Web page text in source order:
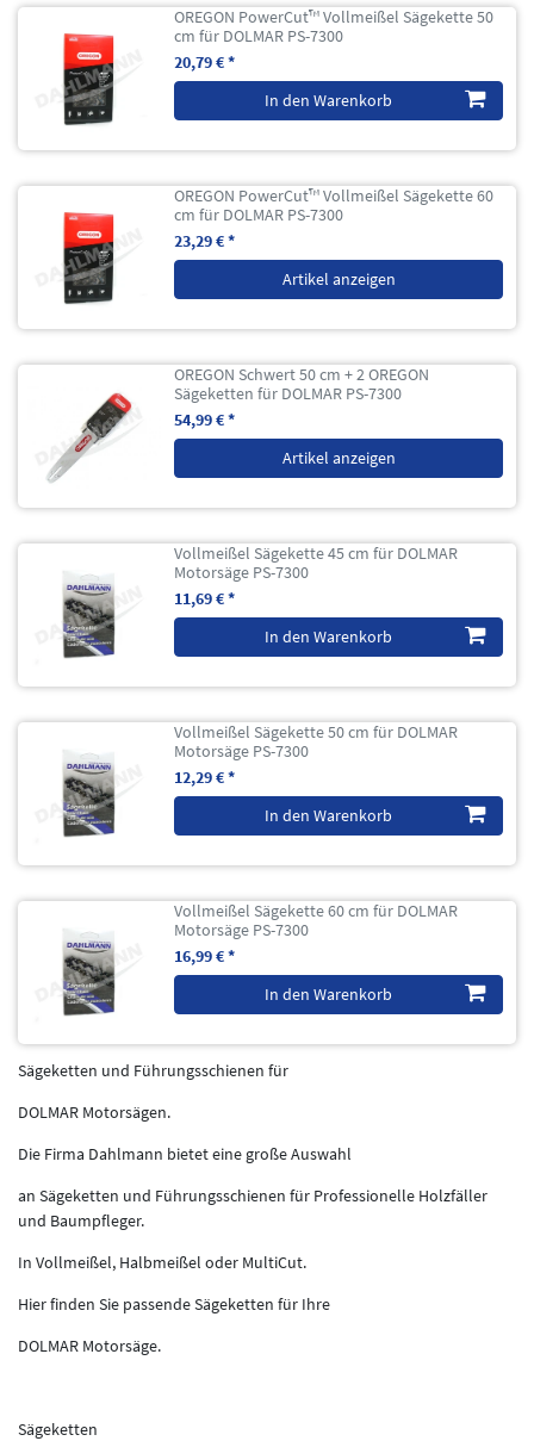
OREGON PowerCut™ Vollmeißel Sägekette 50
cm für DOLMAR PS-7300
20,79 € *
In den Warenkorb
OREGON PowerCut™ Vollmeißel Sägekette 60
cm für DOLMAR PS-7300
23,29 € *
Artikel anzeigen
OREGON Schwert 50 cm + 2 OREGON
Sägeketten für DOLMAR PS-7300
54,99 € *
Artikel anzeigen
Vollmeißel Sägekette 45 cm für DOLMAR
Motorsäge PS-7300
11,69 € *
In den Warenkorb
Vollmeißel Sägekette 50 cm für DOLMAR
Motorsäge PS-7300
12,29 € *
In den Warenkorb
Vollmeißel Sägekette 60 cm für DOLMAR
Motorsäge PS-7300
16,99 € *
In den Warenkorb
Sägeketten und Führungsschienen für
DOLMAR Motorsägen.
Die Firma Dahlmann bietet eine große Auswahl
an Sägeketten und Führungsschienen für Professionelle Holzfäller
und Baumpfleger.
In Vollmeißel, Halbmeißel oder MultiCut.
Hier finden Sie passende Sägeketten für Ihre
DOLMAR Motorsäge.
Sägeketten